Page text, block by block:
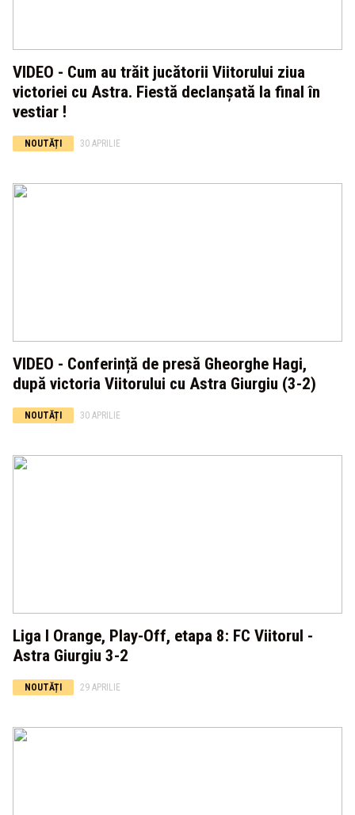
VIDEO - Cum au trăit jucătorii Viitorului ziua
victoriei cu Astra. Fiestă declanșată la final în
vestiar !
NOUTĂȚI 30 APRILIE
VIDEO - Conferință de presă Gheorghe Hagi,
după victoria Viitorului cu Astra Giurgiu (3-2)
NOUTĂȚI 30 APRILIE
Liga I Orange, Play-Off, etapa 8: FC Viitorul -
Astra Giurgiu 3-2
NOUTĂȚI 29 APRILIE